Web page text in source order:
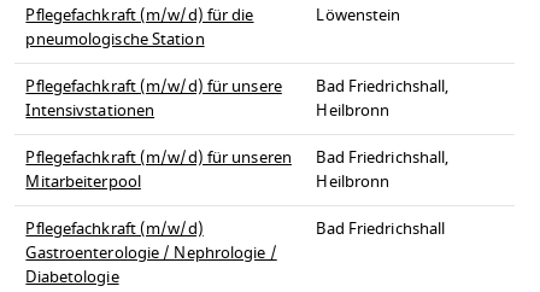
Pflegefachkraft (m/w/d) für die
pneumologische Station
Löwenstein
Pflegefachkraft (m/w/d) für unsere
Intensivstationen
Bad Friedrichshall,
Heilbronn
Pflegefachkraft (m/w/d) für unseren
Mitarbeiterpool
Bad Friedrichshall,
Heilbronn
Pflegefachkraft (m/w/d)
Gastroenterologie / Nephrologie /
Diabetologie
Bad Friedrichshall